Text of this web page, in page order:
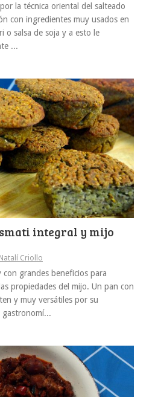
la técnica oriental del salteado
con ingredientes muy usados en
o salsa de soja y a esto le
...
integral y mijo
Natalí Criollo
con grandes beneficios para
propiedades del mijo. Un pan con
y muy versátiles por su
gastronomí...